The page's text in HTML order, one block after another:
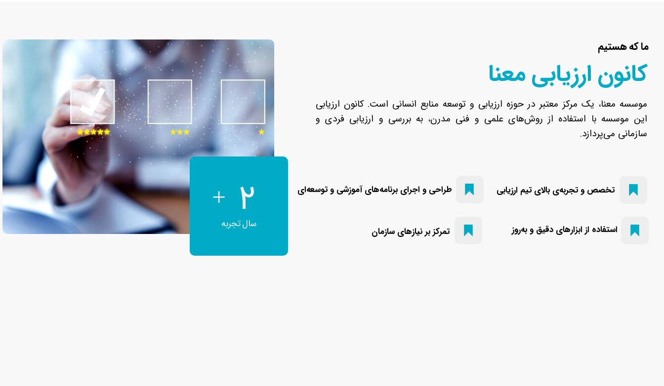
تخصص و تجربه‌ی بالای تیم ارزیابی​​​​​​​
​استفاده از ابزارهای دقیق و به‌روز
طراحی و اجرای برنامه‌های آموزشی و توسعه‌ای
تمرکز بر نیازهای سازمان
سال تجربه
8
+
ما که هستیم
کانون ارزیابی معنا
موسسه معنا، یک مرکز معتبر در حوزه ارزیابی و توسعه منابع انسانی است. کانون ارزیابی
این موسسه با استفاده از روش‌های علمی و فنی مدرن، به بررسی و ارزیابی فردی و
سازمانی می‌پردازد.​​​​​​​